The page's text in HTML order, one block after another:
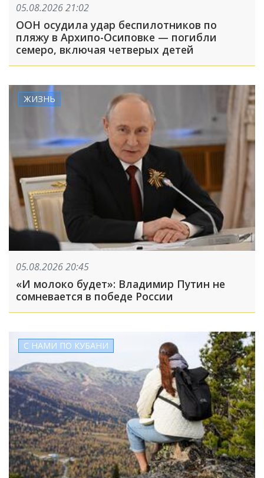
05.08.2026 21:02
ООН осудила удар беспилотников по
пляжу в Архипо-Осиповке — погибли
семеро, включая четверых детей
ЖИЗНЬ
05.08.2026 20:45
«И молоко будет»: Владимир Путин не
сомневается в победе России
С НАМИ ПО КУБАНИ